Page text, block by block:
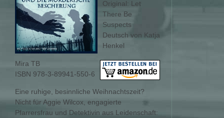
Original: Let
There Be
Suspects
Deutsch von Katja
Henkel
Mira TB
ISBN 978-3-89941-550-6
Eine ruhige, besinnliche Weihnachtszeit?
Nicht für Aggie Wilcox, engagierte
Pfarrersfrau und Detektivin aus Leidenschaft: